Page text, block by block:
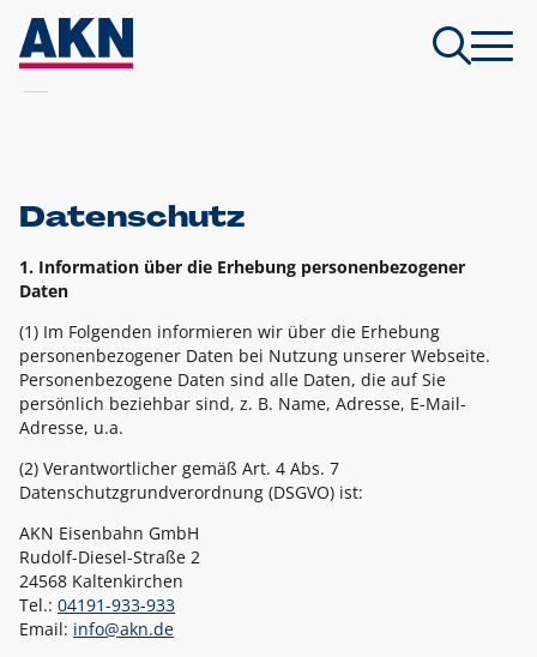
Datenschutz
1. Information über die Erhebung personenbezogener
Daten
(1) Im Folgenden informieren wir über die Erhebung
personenbezogener Daten bei Nutzung unserer Webseite.
Personenbezogene Daten sind alle Daten, die auf Sie
persönlich beziehbar sind, z. B. Name, Adresse, E-Mail-
Adresse, u.a.
(2) Verantwortlicher gemäß Art. 4 Abs. 7
Datenschutzgrundverordnung (DSGVO) ist:
AKN Eisenbahn GmbH
Rudolf-Diesel-Straße 2
24568 Kaltenkirchen
Tel.: 04191-933-933
Email: info@akn.de